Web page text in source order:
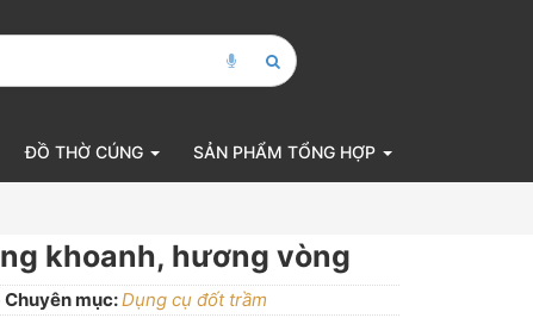
ĐỒ THỜ CÚNG SẢN PHẨM TỔNG HỢP
khoanh, hương vòng
Chuyên mục:Dụng cụ đốt trầm